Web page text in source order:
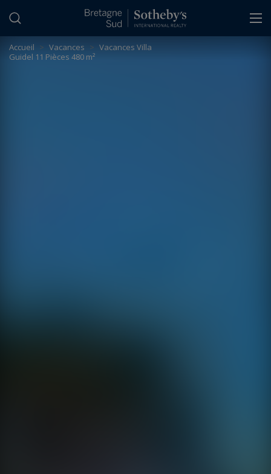
Accueil > Vacances > Vacances Villa
Guidel 11 Pièces 480 m²